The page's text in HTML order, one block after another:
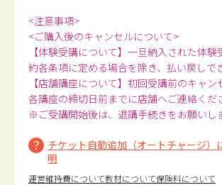
<注意事項>
<ご購入後のキャンセルについて>
【体験受講について】一旦納入された体
約各条項に定める場合を除き、払い戻しで
【店舗講座について】初回受講前のキャ
各講座の締切日前までに店舗へご連絡くだ
※ご受講開始後は、退講手続きをお願いし
チケット自動追加（オートチャージ）
明
運営維持費について教材について保険料について